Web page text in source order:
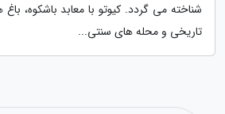
شناخته می گردد. کیوتو با معابد باشکوه، باغ
تاریخی و محله های سنتی...